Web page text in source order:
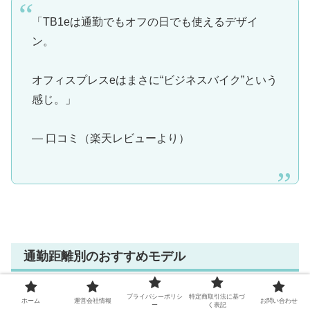
「TB1eは通勤でもオフの日でも使えるデザイ
ン。
オフィスプレスeはまさに“ビジネスバイク”という
感じ。」
— 口コミ（楽天レビューより）
通勤距離別のおすすめモデル
通勤距離によって、どちらが快適に感じるかは大きく変わ
ホーム 運営会社情報
プライバシーポリシ
ー
特定商取引法に基づ
く表記
お問い合わせ